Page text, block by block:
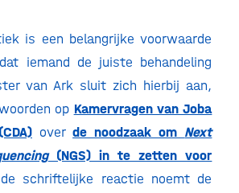
is een belangrijke voorwaarde
iemand de juiste behandeling
van Ark sluit zich hierbij aan,
op Kamervragen van Joba
overde noodzaak om Next
(NGS) in te zetten voor
schriftelijke reactie noemt de